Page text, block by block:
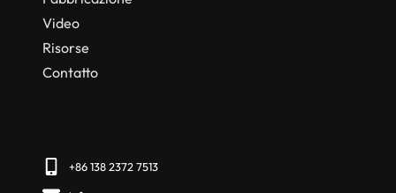
Video
Risorse
Contatto
+86 138 2372 7513